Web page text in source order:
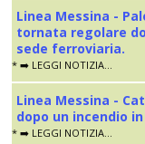
Linea Messina -
tornata regolare
sede ferroviaria.
* ➡️ LEGGI NOTIZIA...
Linea Messina -
dopo un incendio
* ➡️ LEGGI NOTIZIA...